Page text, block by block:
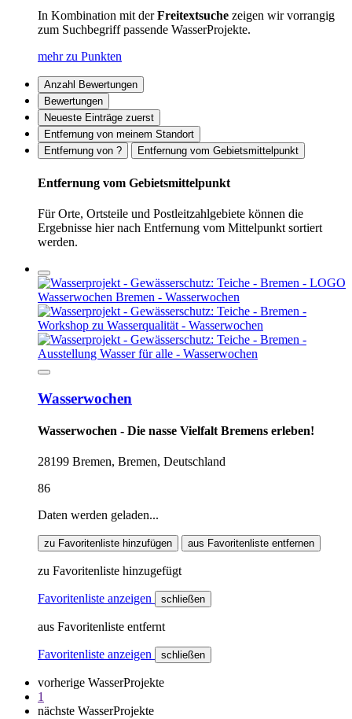
In Kombination mit derFreitextsuche zeigen wir vorrangig
zum Suchbegriff passende WasserProjekte.
mehr zu Punkten
Anzahl Bewertungen
Bewertungen
Neueste Einträge zuerst
Entfernung von meinem Standort
Entfernung von ?
Entfernung vom Gebietsmittelpunkt
Entfernung vom Gebietsmittelpunkt
Für Orte, Ortsteile und Postleitzahlgebiete können die
Ergebnisse hier nach Entfernung vom Mittelpunkt sortiert
werden.
Wasserwochen
Wasserwochen - Die nasse Vielfalt Bremens erleben!
28199 Bremen, Bremen, Deutschland
86
Daten werden geladen...
zu Favoritenliste hinzufügen aus Favoritenliste entfernen
zu Favoritenliste hinzugefügt
Favoritenliste anzeigen schließen
aus Favoritenliste entfernt
Favoritenliste anzeigen schließen
vorherige WasserProjekte
1
nächste WasserProjekte